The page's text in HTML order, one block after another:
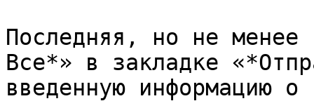
Последняя, но не менее
Все*» в закладке
введенную информацию